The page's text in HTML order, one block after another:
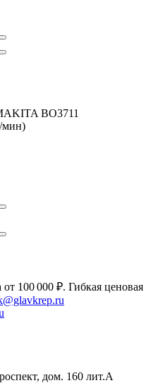
ВО3711
мин)
100 000 ₽. Гибкая ценовая
дом. 160 лит.А